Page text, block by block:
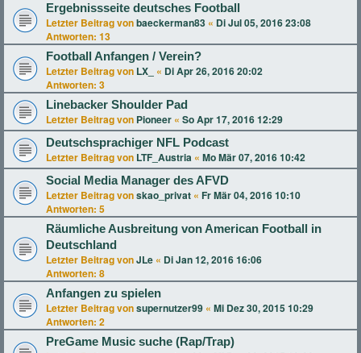
Ergebnissseite deutsches Football
Letzter Beitrag vonbaeckerman83 « Di Jul 05, 2016 23:08
Antworten: 13
Football Anfangen / Verein?
Letzter Beitrag von LX_ « Di Apr 26, 2016 20:02
Antworten: 3
Linebacker Shoulder Pad
Letzter Beitrag von Pioneer « So Apr 17, 2016 12:29
Deutschsprachiger NFL Podcast
Letzter Beitrag von LTF_Austria « Mo Mär 07, 2016 10:42
Social Media Manager des AFVD
Letzter Beitrag vonskao_privat « Fr Mär 04, 2016 10:10
Antworten: 5
Räumliche Ausbreitung von American Football in
Deutschland
Letzter Beitrag vonJLe « Di Jan 12, 2016 16:06
Antworten: 8
Anfangen zu spielen
Letzter Beitrag vonsupernutzer99 « Mi Dez 30, 2015 10:29
Antworten: 2
PreGame Music suche (Rap/Trap)